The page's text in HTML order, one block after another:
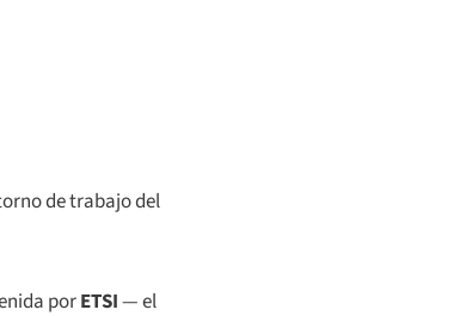
de trabajo del
porETSI— el